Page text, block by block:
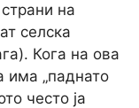
на
селска
Кога на ова
има „паднато
често ја